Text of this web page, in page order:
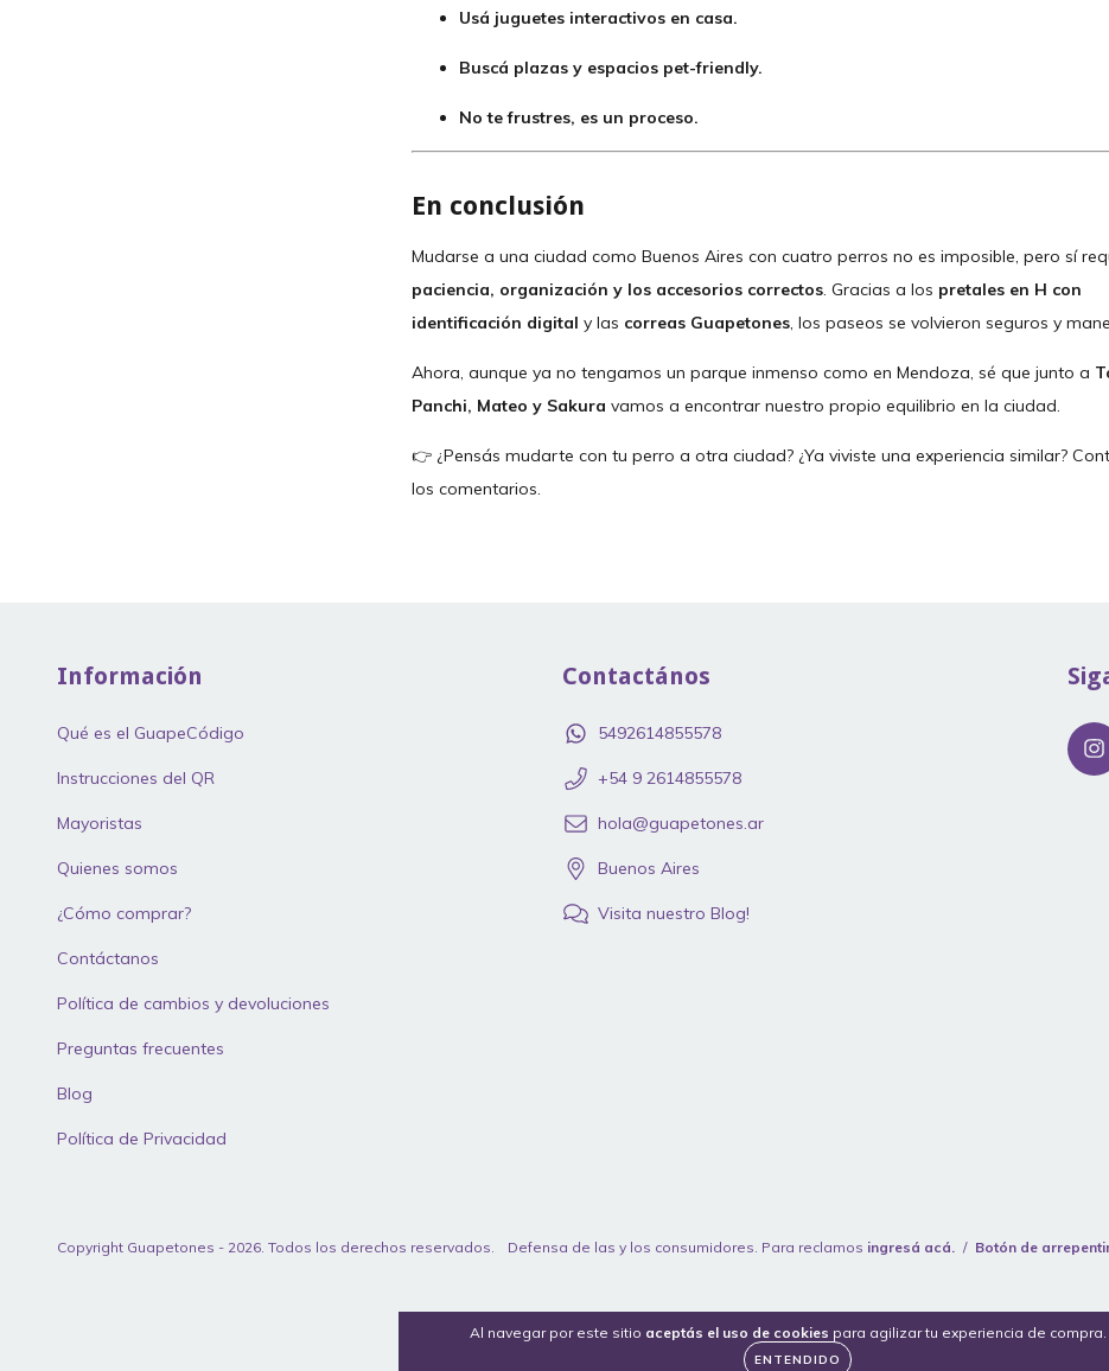
Al navegar por este sitio aceptás el uso de cookies para agilizar tu experiencia de compra.
ENTENDIDO
Usá juguetes interactivos en casa.
Buscá plazas y espacios pet-friendly.
No te frustres, es un proceso.
En conclusión
Mudarse a una ciudad como Buenos Aires con cuatro perros no es imposible, pero sí
paciencia, organización y los accesorios correctos. Gracias a los pretales en H con
identificación digital y las correas Guapetones, los paseos se volvieron seguros y
Ahora, aunque ya no tengamos un parque inmenso como en Mendoza, sé que junto a
Panchi, Mateo y Sakura vamos a encontrar nuestro propio equilibrio en la ciudad.
👉 ¿Pensás mudarte con tu perro a otra ciudad? ¿Ya viviste una experiencia similar?
los comentarios.
Información
Qué es el GuapeCódigo
Instrucciones del QR
Mayoristas
Quienes somos
¿Cómo comprar?
Contáctanos
Política de cambios y devoluciones
Preguntas frecuentes
Blog
Política de Privacidad
Contactános
5492614855578
‪+54 9 2614855578
hola@guapetones.ar
Buenos Aires
Visita nuestro Blog!
Copyright Guapetones - 2026. Todos los derechos reservados. Defensa de las y los consumidores. Para reclamos ingresá acá. / Botón de